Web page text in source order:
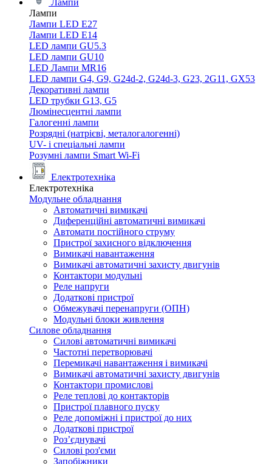
Лампи
Лампи
Лампи LED E27
Лампи LED Е14
LED лампи GU5.3
LED лампи GU10
LED Лампи MR16
LED лампи G4, G9, G24d-2, G24d-3, G23, 2G11, GX53
Декоративні лампи
LED трубки G13, G5
Люмінесцентні лампи
Галогенні лампи
Розрядні (натрієві, металогалогенні)
UV- і спеціальні лампи
Розумні лампи Smart Wi-Fi
Електротехніка
Електротехніка
Модульне обладнання
Автоматичні вимикачі
Диференційні автоматичні вимикачі
Автомати постійного струму
Пристрої захисного відключення
Вимикачі навантаження
Вимикачі автоматичні захисту двигунів
Контактори модульні
Реле напруги
Додаткові пристрої
Обмежувачі перенапруги (ОПН)
Модульні блоки живлення
Силове обладнання
Силові автоматичні вимикачі
Частотні перетворювачі
Перемикачі навантаження і вимикачі
Вимикачі автоматичні захисту двигунів
Контактори промислові
Реле теплові до контакторів
Пристрої плавного пуску
Реле допоміжні і пристрої до них
Додаткові пристрої
Роз’єднувачі
Силові роз'єми
Запобіжники